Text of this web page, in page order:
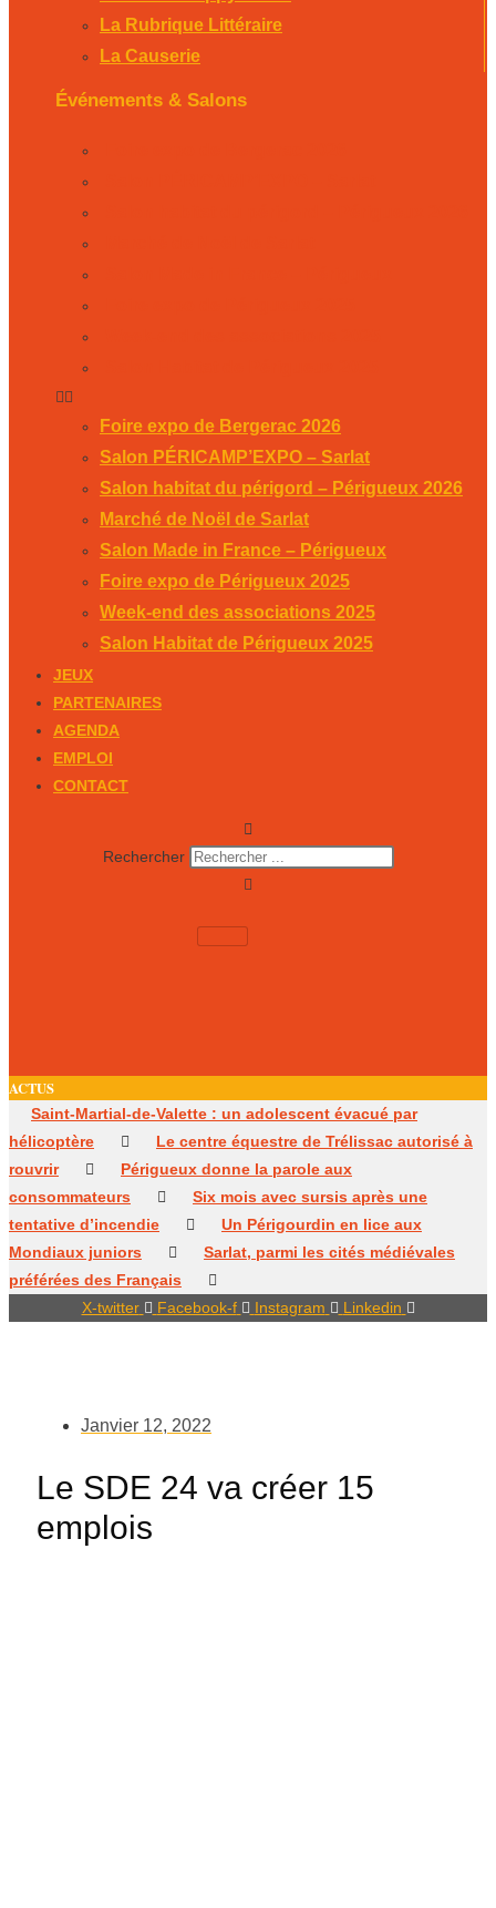
La Rubrique Littéraire
La Causerie
Événements & Salons
Foire expo de Bergerac 2026
Salon PÉRICAMP’EXPO – Sarlat
Salon habitat du périgord – Périgueux 2026
Marché de Noël de Sarlat
Salon Made in France – Périgueux
Foire expo de Périgueux 2025
Week-end des associations 2025
Salon Habitat de Périgueux 2025
JEUX
PARTENAIRES
AGENDA
EMPLOI
CONTACT
Rechercher
ACTUS
Saint-Martial-de-Valette : un adolescent évacué par
hélicoptère
Le centre équestre de Trélissac autorisé à
rouvrir
Périgueux donne la parole aux
consommateurs
Six mois avec sursis après une
tentative d’incendie
Un Périgourdin en lice aux
Mondiaux juniors
Sarlat, parmi les cités médiévales
préférées des Français
X-twitter
Facebook-f Instagram Linkedin
Janvier 12, 2022
Le SDE 24 va créer 15
emplois